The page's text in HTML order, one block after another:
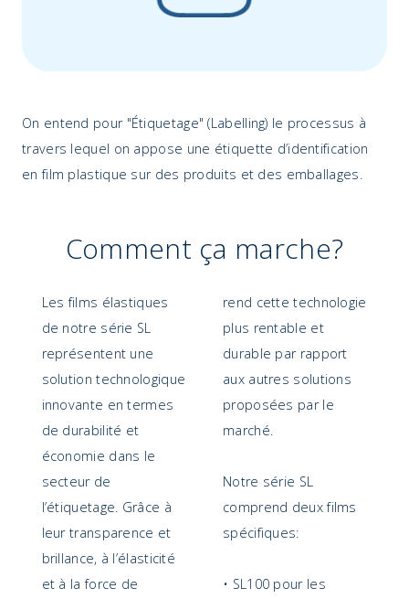
On entend pour "Étiquetage" (Labelling) le processus à
travers lequel on appose une étiquette d’identification
en film plastique sur des produits et des emballages.
Comment ça marche?
Les films élastiques
de notre série SL
représentent une
solution technologique
innovante en termes
de durabilité et
économie dans le
secteur de
l’étiquetage. Grâce à
leur transparence et
brillance, à l’élasticité
et à la force de
rend cette technologie
plus rentable et
durable par rapport
aux autres solutions
proposées par le
marché.
Notre série SL
comprend deux films
spécifiques:
• SL100 pour les